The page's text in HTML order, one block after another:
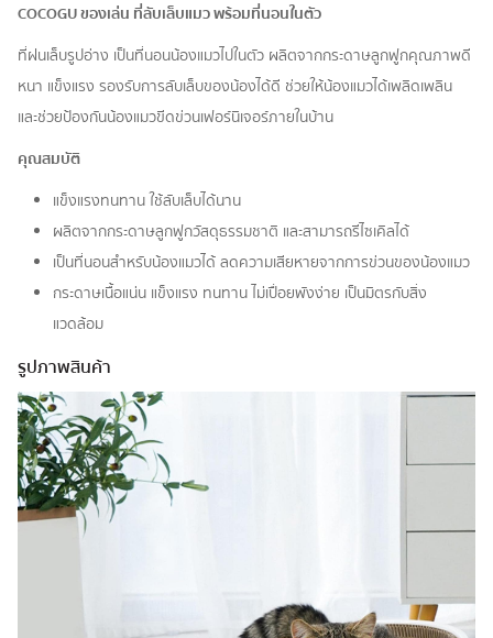
COCOGU ของเล่น ที่ลับเล็บแมว พร้อมที่นอนในตัว
ที่ฝนเล็บรูปอ่าง เป็นที่นอนน้องแมวไปในตัว ผลิตจากกระดาษลูกฟูกคุณภาพดี
หนา แข็งแรง รองรับการลับเล็บของน้องได้ดี ช่วยให้น้องแมวได้เพลิดเพลิน
และช่วยป้องกันน้องแมวขีดข่วนเฟอร์นิเจอร์ภายในบ้าน
คุณสมบัติ
แข็งแรงทนทาน ใช้ลับเล็บได้นาน
ผลิตจากกระดาษลูกฟูกวัสดุธรรมชาติ และสามารถรีไซเคิลได้
เป็นที่นอนสำหรับน้องแมวได้ ลดความเสียหายจากการข่วนของน้องแมว
กระดาษเนื้อแน่น แข็งแรง ทนทาน ไม่เปื่อยพังง่าย เป็นมิตรกับสิ่ง
แวดล้อม
รูปภาพสินค้า